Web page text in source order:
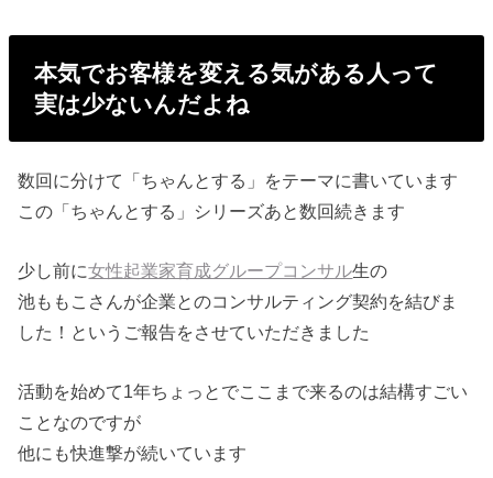
本気でお客様を変える気がある人って
実は少ないんだよね
数回に分けて「ちゃんとする」をテーマに書いています
この「ちゃんとする」シリーズあと数回続きます
少し前に女性起業家育成グループコンサル生の
池ももこさんが企業とのコンサルティング契約を結びま
した！というご報告をさせていただきました
活動を始めて1年ちょっとでここまで来るのは結構すごい
ことなのですが
他にも快進撃が続いています